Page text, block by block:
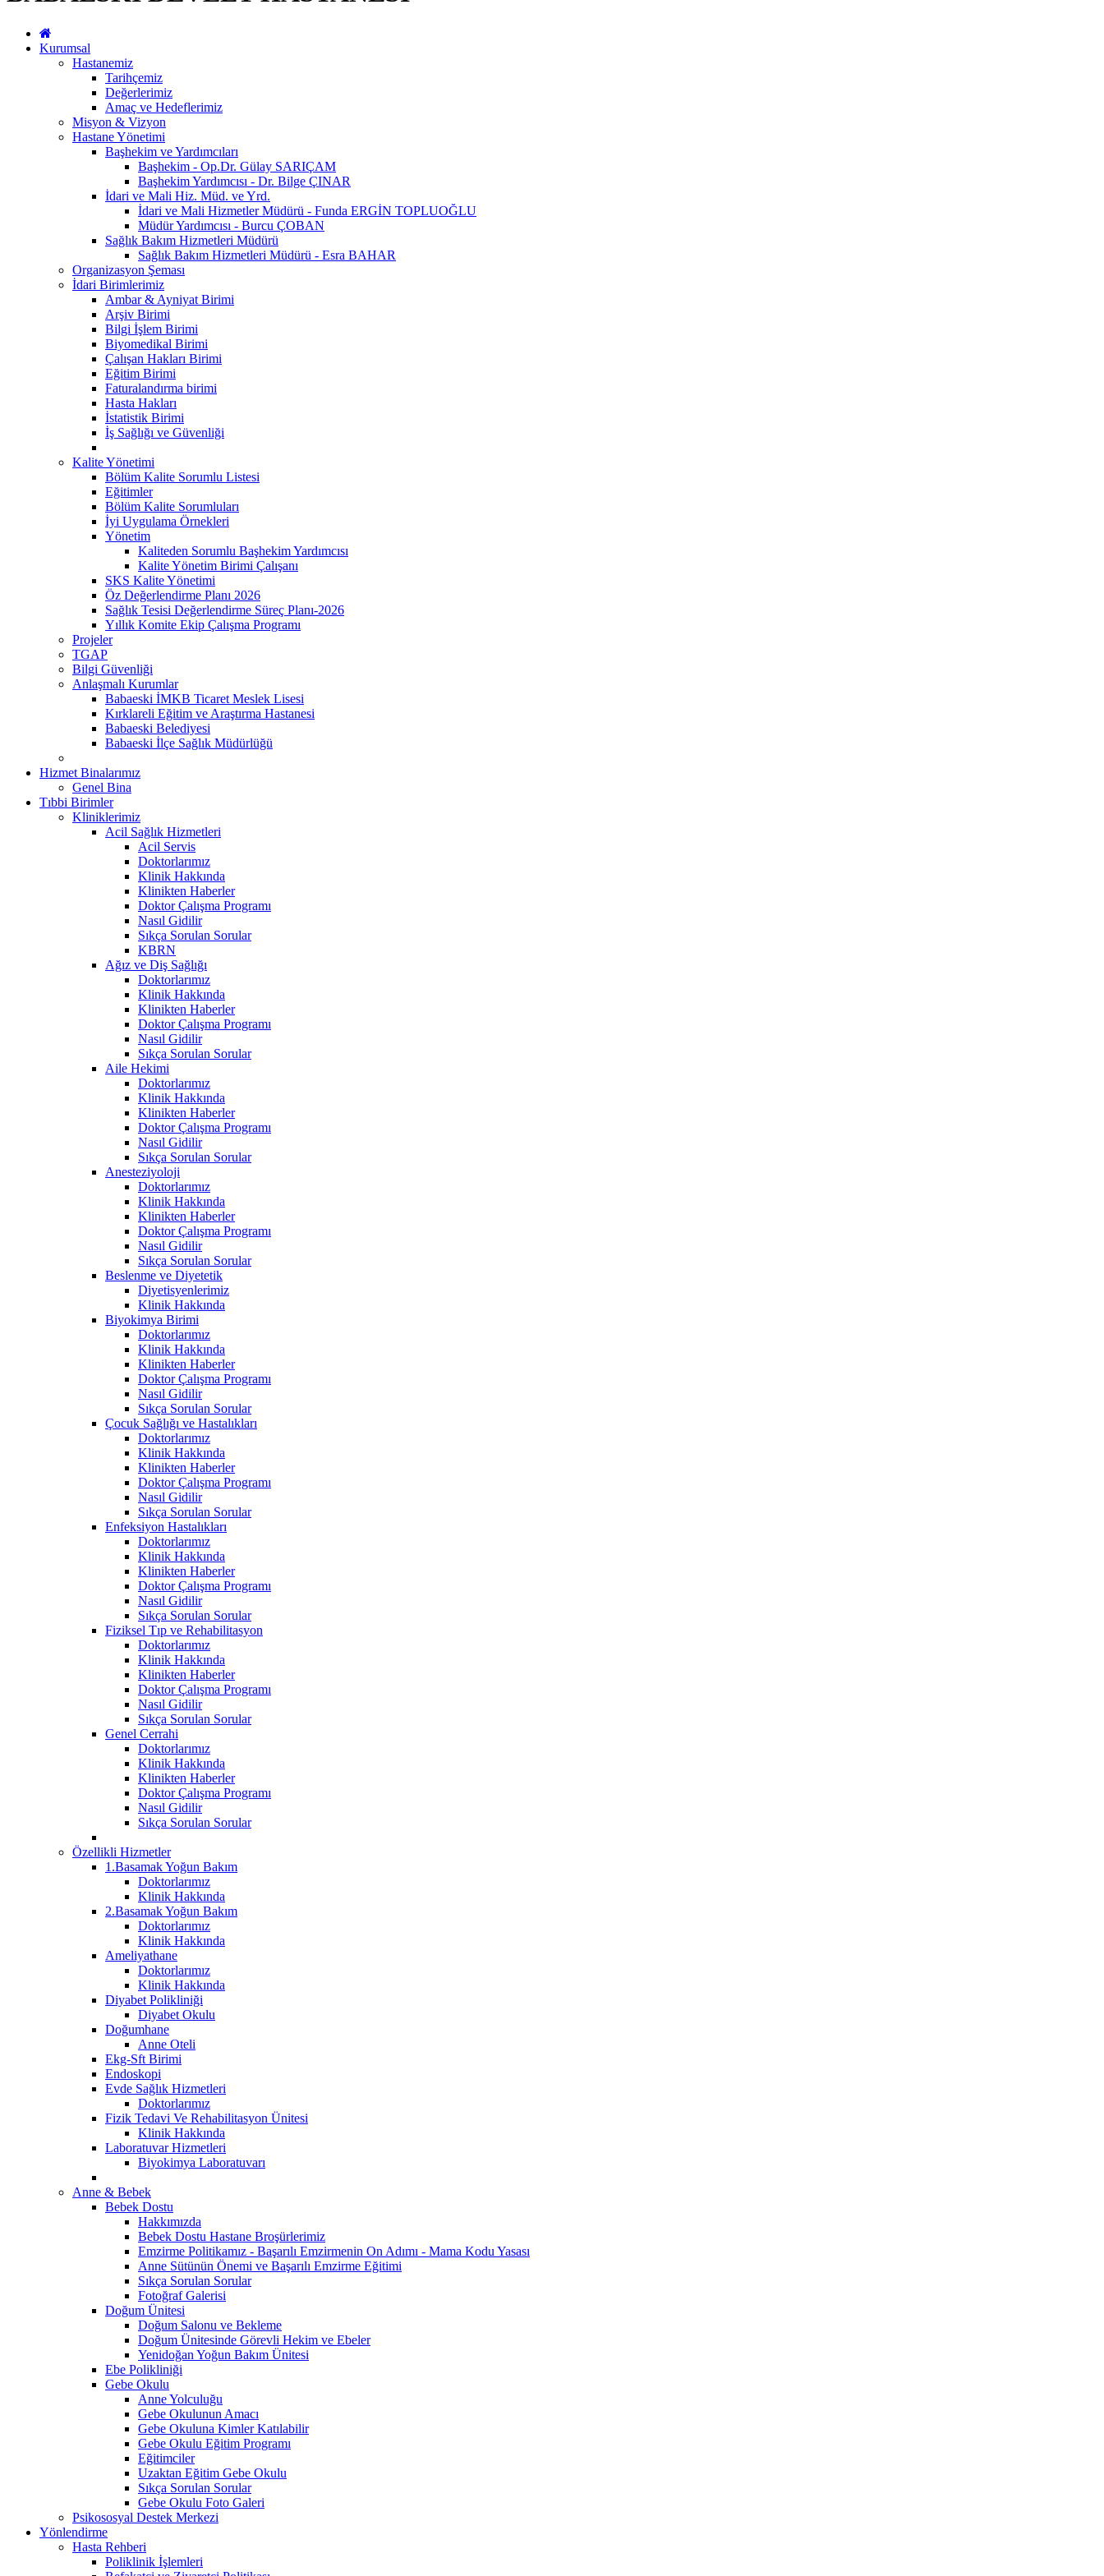
Kurumsal
Hastanemiz
Tarihçemiz
Değerlerimiz
Amaç ve Hedeflerimiz
Misyon & Vizyon
Hastane Yönetimi
Başhekim ve Yardımcıları
Başhekim - Op.Dr. Gülay SARIÇAM
Başhekim Yardımcısı - Dr. Bilge ÇINAR
İdari ve Mali Hiz. Müd. ve Yrd.
İdari ve Mali Hizmetler Müdürü - Funda ERGİN TOPLUOĞLU
Müdür Yardımcısı - Burcu ÇOBAN
Sağlık Bakım Hizmetleri Müdürü
Sağlık Bakım Hizmetleri Müdürü - Esra BAHAR
Organizasyon Şeması
İdari Birimlerimiz
Ambar & Ayniyat Birimi
Arşiv Birimi
Bilgi İşlem Birimi
Biyomedikal Birimi
Çalışan Hakları Birimi
Eğitim Birimi
Faturalandırma birimi
Hasta Hakları
İstatistik Birimi
İş Sağlığı ve Güvenliği
Kalite Yönetimi
Bölüm Kalite Sorumlu Listesi
Eğitimler
Bölüm Kalite Sorumluları
İyi Uygulama Örnekleri
Yönetim
Kaliteden Sorumlu Başhekim Yardımcısı
Kalite Yönetim Birimi Çalışanı
SKS Kalite Yönetimi
Öz Değerlendirme Planı 2026
Sağlık Tesisi Değerlendirme Süreç Planı-2026
Yıllık Komite Ekip Çalışma Programı
Projeler
TGAP
Bilgi Güvenliği
Anlaşmalı Kurumlar
Babaeski İMKB Ticaret Meslek Lisesi
Kırklareli Eğitim ve Araştırma Hastanesi
Babaeski Belediyesi
Babaeski İlçe Sağlık Müdürlüğü
Hizmet Binalarımız
Genel Bina
Tıbbi Birimler
Kliniklerimiz
Acil Sağlık Hizmetleri
Acil Servis
Doktorlarımız
Klinik Hakkında
Klinikten Haberler
Doktor Çalışma Programı
Nasıl Gidilir
Sıkça Sorulan Sorular
KBRN
Ağız ve Diş Sağlığı
Doktorlarımız
Klinik Hakkında
Klinikten Haberler
Doktor Çalışma Programı
Nasıl Gidilir
Sıkça Sorulan Sorular
Aile Hekimi
Doktorlarımız
Klinik Hakkında
Klinikten Haberler
Doktor Çalışma Programı
Nasıl Gidilir
Sıkça Sorulan Sorular
Anesteziyoloji
Doktorlarımız
Klinik Hakkında
Klinikten Haberler
Doktor Çalışma Programı
Nasıl Gidilir
Sıkça Sorulan Sorular
Beslenme ve Diyetetik
Diyetisyenlerimiz
Klinik Hakkında
Biyokimya Birimi
Doktorlarımız
Klinik Hakkında
Klinikten Haberler
Doktor Çalışma Programı
Nasıl Gidilir
Sıkça Sorulan Sorular
Çocuk Sağlığı ve Hastalıkları
Doktorlarımız
Klinik Hakkında
Klinikten Haberler
Doktor Çalışma Programı
Nasıl Gidilir
Sıkça Sorulan Sorular
Enfeksiyon Hastalıkları
Doktorlarımız
Klinik Hakkında
Klinikten Haberler
Doktor Çalışma Programı
Nasıl Gidilir
Sıkça Sorulan Sorular
Fiziksel Tıp ve Rehabilitasyon
Doktorlarımız
Klinik Hakkında
Klinikten Haberler
Doktor Çalışma Programı
Nasıl Gidilir
Sıkça Sorulan Sorular
Genel Cerrahi
Doktorlarımız
Klinik Hakkında
Klinikten Haberler
Doktor Çalışma Programı
Nasıl Gidilir
Sıkça Sorulan Sorular
Özellikli Hizmetler
1.Basamak Yoğun Bakım
Doktorlarımız
Klinik Hakkında
2.Basamak Yoğun Bakım
Doktorlarımız
Klinik Hakkında
Ameliyathane
Doktorlarımız
Klinik Hakkında
Diyabet Polikliniği
Diyabet Okulu
Doğumhane
Anne Oteli
Ekg-Sft Birimi
Endoskopi
Evde Sağlık Hizmetleri
Doktorlarımız
Fizik Tedavi Ve Rehabilitasyon Ünitesi
Klinik Hakkında
Laboratuvar Hizmetleri
Biyokimya Laboratuvarı
Anne & Bebek
Bebek Dostu
Hakkımızda
Bebek Dostu Hastane Broşürlerimiz
Emzirme Politikamız - Başarılı Emzirmenin On Adımı - Mama Kodu Yasası
Anne Sütünün Önemi ve Başarılı Emzirme Eğitimi
Sıkça Sorulan Sorular
Fotoğraf Galerisi
Doğum Ünitesi
Doğum Salonu ve Bekleme
Doğum Ünitesinde Görevli Hekim ve Ebeler
Yenidoğan Yoğun Bakım Ünitesi
Ebe Polikliniği
Gebe Okulu
Anne Yolculuğu
Gebe Okulunun Amacı
Gebe Okuluna Kimler Katılabilir
Gebe Okulu Eğitim Programı
Eğitimciler
Uzaktan Eğitim Gebe Okulu
Sıkça Sorulan Sorular
Gebe Okulu Foto Galeri
Psikososyal Destek Merkezi
Yönlendirme
Hasta Rehberi
Poliklinik İşlemleri